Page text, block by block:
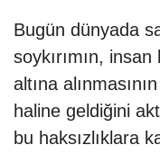
Bugün dünyada
soykırımın,
altına
haline geldiğini
bu haksızlıklara